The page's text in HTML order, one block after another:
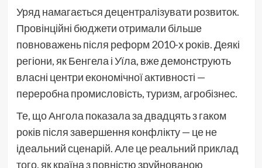
Уряд намагається децентралізувати розвиток.
Провінційні бюджети отримали більше
повноважень після реформ 2010-х років. Деякі
регіони, як Бенгела і Уїла, вже демонструють
власні центри економічної активності —
переробна промисловість, туризм, агробізнес.
Те, що Ангола показала за двадцять з гаком
років після завершення конфлікту — це не
ідеальний сценарій. Але це реальний приклад
того, як країна з повністю зруйнованою